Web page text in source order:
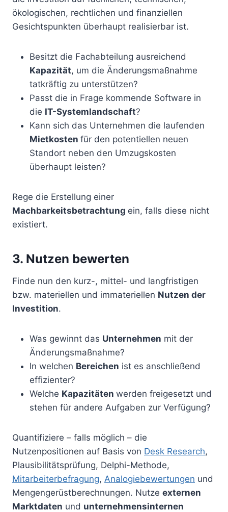
ökologischen, rechtlichen und finanziellen
Gesichtspunkten überhaupt realisierbar ist.
Besitzt die Fachabteilung ausreichend
Kapazität, um die Änderungsmaßnahme
tatkräftig zu unterstützen?
Passt die in Frage kommende Software in
die IT-Systemlandschaft?
Kann sich das Unternehmen die laufenden
Mietkosten für den potentiellen neuen
Standort neben den Umzugskosten
überhaupt leisten?
Rege die Erstellung einer
Machbarkeitsbetrachtung ein, falls diese nicht
existiert.
3. Nutzen bewerten
Finde nun den kurz-, mittel- und langfristigen
bzw. materiellen und immateriellen Nutzen der
Investition.
Was gewinnt das Unternehmen mit der
Änderungsmaßnahme?
In welchen Bereichen ist es anschließend
effizienter?
Welche Kapazitäten werden freigesetzt und
stehen für andere Aufgaben zur Verfügung?
Quantifiziere – falls möglich – die
Nutzenpositionen auf Basis von Desk Research,
Plausibilitätsprüfung, Delphi-Methode,
Mitarbeiterbefragung, Analogiebewertungen und
Mengengerüstberechnungen. Nutze externen
Marktdaten und unternehmensinternen